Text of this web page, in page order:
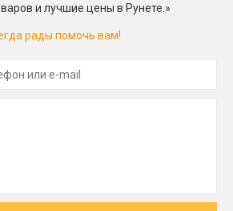
и лучшие цены в Рунете.»
рады помочь вам!